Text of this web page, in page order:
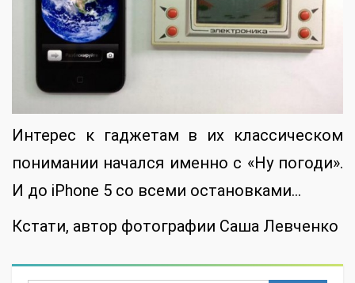
Интерес к гаджетам в их классическом
понимании начался именно с «Ну погоди».
И до iPhone 5 со всеми остановками…
Кстати, автор фотографии Саша Левченко